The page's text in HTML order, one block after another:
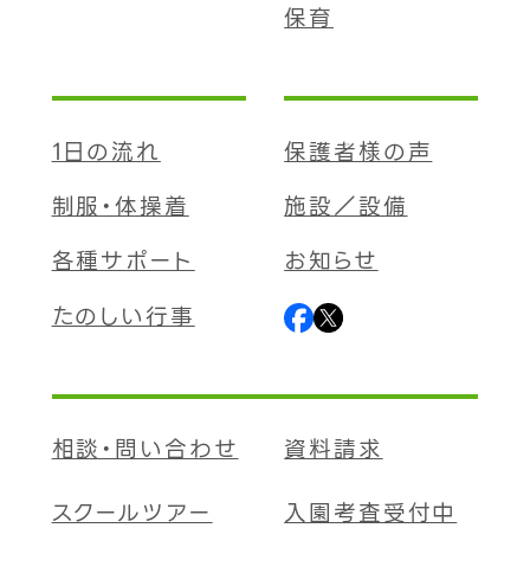
保育
1日の流れ
制服・体操着
各種サポート
たのしい行事
保護者様の声
施設／設備
お知らせ
相談・問い合わせ
資料請求
スクールツアー
入園考査受付中